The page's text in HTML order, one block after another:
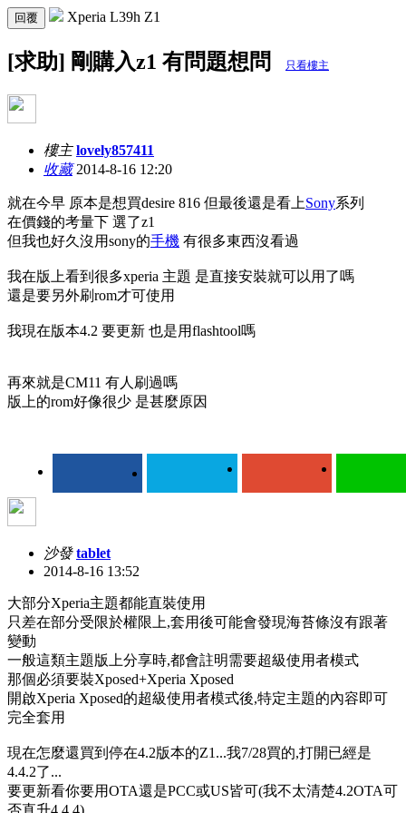
回覆 Xperia L39h Z1
[求助] 剛購入z1 有問題想問 只看樓主
樓主 lovely857411
收藏2014-8-16 12:20
就在今早 原本是想買desire 816 但最後還是看上Sony系列
在價錢的考量下 選了z1
但我也好久沒用sony的手機 有很多東西沒看過
我在版上看到很多xperia 主題 是直接安裝就可以用了嗎
還是要另外刷rom才可使用
我現在版本4.2 要更新 也是用flashtool嗎
再來就是CM11 有人刷過嗎
版上的rom好像很少 是甚麼原因
沙發 tablet
2014-8-16 13:52
大部分Xperia主題都能直裝使用
只差在部分受限於權限上,套用後可能會發現海苔條沒有跟著
變動
一般這類主題版上分享時,都會註明需要超級使用者模式
那個必須要裝Xposed+Xperia Xposed
開啟Xperia Xposed的超級使用者模式後,特定主題的內容即可
完全套用
現在怎麼還買到停在4.2版本的Z1...我7/28買的,打開已經是
4.4.2了...
要更新看你要用OTA還是PCC或US皆可(我不太清楚4.2OTA可
否直升4.4.4)